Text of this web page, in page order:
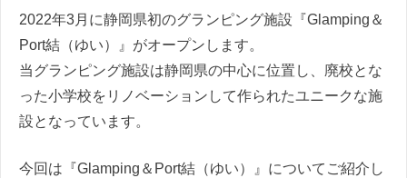
2022年3月に静岡県初のグランピング施設『Glamping＆
Port結（ゆい）』がオープンします。
当グランピング施設は静岡県の中心に位置し、廃校とな
った小学校をリノベーションして作られたユニークな施
設となっています。
今回は『Glamping＆Port結（ゆい）』についてご紹介し